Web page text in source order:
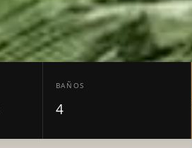
BAÑOS
4